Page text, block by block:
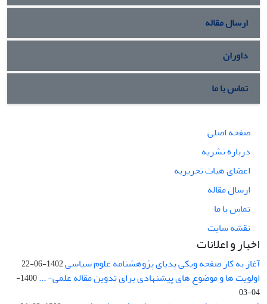
ارسال مقاله
داوران
تماس با ما
صفحه اصلی
درباره نشریه
اعضای هیات تحریریه
ارسال مقاله
تماس با ما
نقشه سایت
اخبار و اعلانات
آغاز به کار صفحه ویکی پدیای پژوهشنامه علوم سیاسی1402-06-22
اولویت ها و موضوع های پیشنهادی برای تدوین مقاله علمی- ...
1400-
04-03